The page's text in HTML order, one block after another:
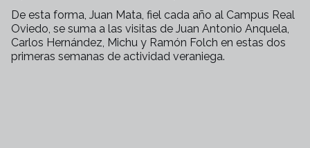
De esta forma, Juan Mata, fiel cada año al Campus Real
Oviedo, se suma a las visitas de Juan Antonio Anquela,
Carlos Hernández, Michu y Ramón Folch en estas dos
primeras semanas de actividad veraniega.